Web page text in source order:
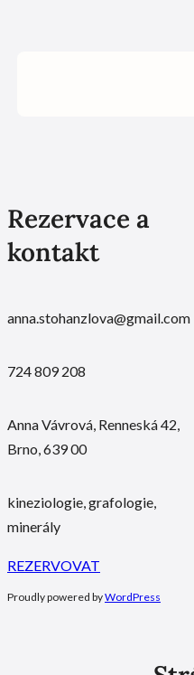
Rezervace a
kontakt
anna.stohanzlova@gmail.com
724 809 208
Anna Vávrová, Renneská 42,
Brno, 639 00
kineziologie, grafologie,
minerály
REZERVOVAT
Proudly powered byWordPress